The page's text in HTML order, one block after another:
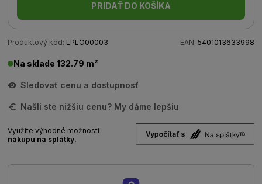
PRIDAŤ DO KOŠÍKA
Produktový kód: LPLO00003 EAN: 5401013633998
Na sklade 132.79 m²
Sledovať cenu a dostupnosť
Našli ste nižšiu cenu? My dáme lepšiu
Využite výhodné možnosti
nákupu na splátky.